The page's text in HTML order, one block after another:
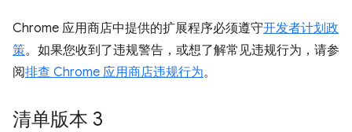
Chrome 应用商店中提供的扩展程序必须遵守开发者计划政
策。如果您收到了违规警告，或想了解常见违规行为，请参
阅排查 Chrome 应用商店违规行为。
清单版本 3